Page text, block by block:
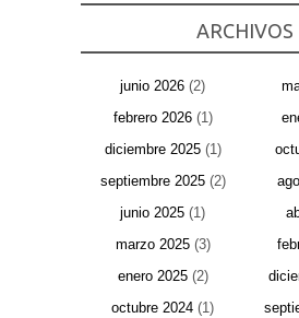
ARCHIVOS
junio 2026 (2)
febrero 2026(1)
diciembre 2025(1)
septiembre 2025(2)
junio 2025 (1)
marzo 2025(3)
enero 2025(2)
octubre 2024 (1)